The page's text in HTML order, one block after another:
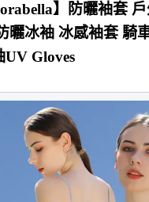
】防曬袖套
曬冰袖 冰感袖套 騎
UV Gloves